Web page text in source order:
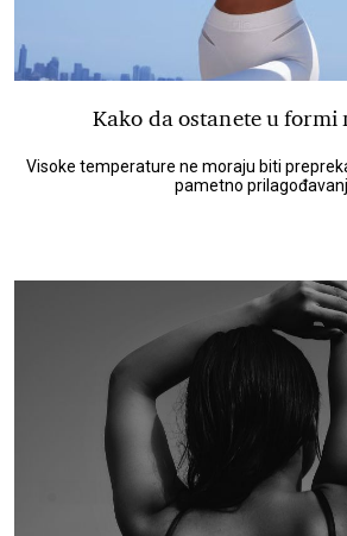
Kako da ostanete u formi
Visoke temperature ne moraju biti
pametno